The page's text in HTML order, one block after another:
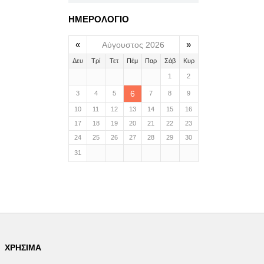
ΗΜΕΡΟΛΟΓΙΟ
« Αύγουστος 2026 »
Δευ Τρί Τετ Πέμ Παρ Σάβ Κυρ
1 2
3 4 5 6 7 8 9
10 11 12 13 14 15
16
17
18 19 20 21 22
23
24
25 26 27 28 29 30
31
ΧΡΉΣΙΜΑ